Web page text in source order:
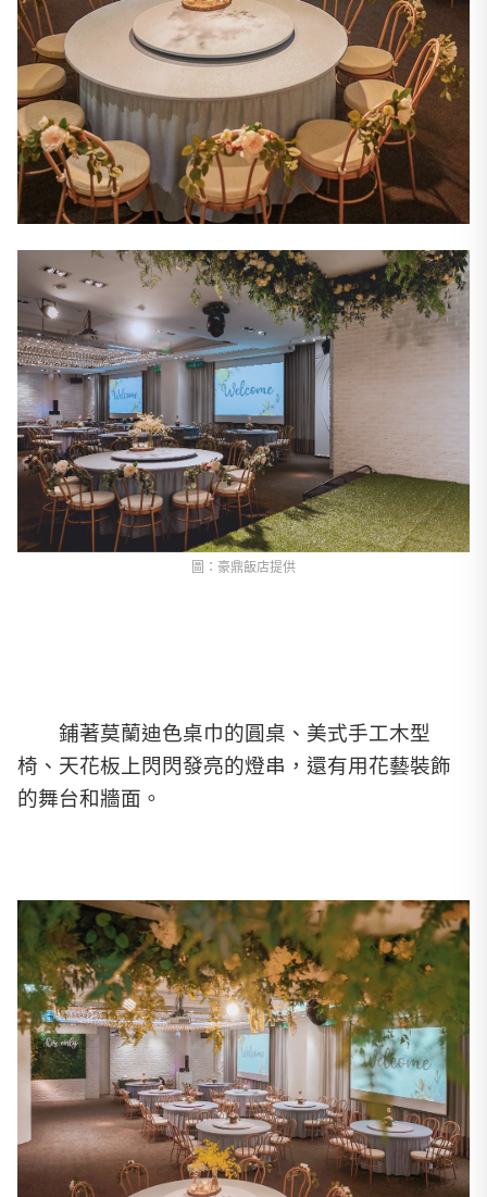
圖：豪鼎飯店提供
鋪著莫蘭迪色桌巾的圓桌、美式手工木型
椅、天花板上閃閃發亮的燈串，還有用花藝裝飾
的舞台和牆面。